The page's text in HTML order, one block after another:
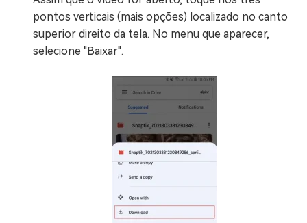
pontos verticais (mais opções) localizado no canto
superior direito da tela. No menu que aparecer,
selecione "Baixar".